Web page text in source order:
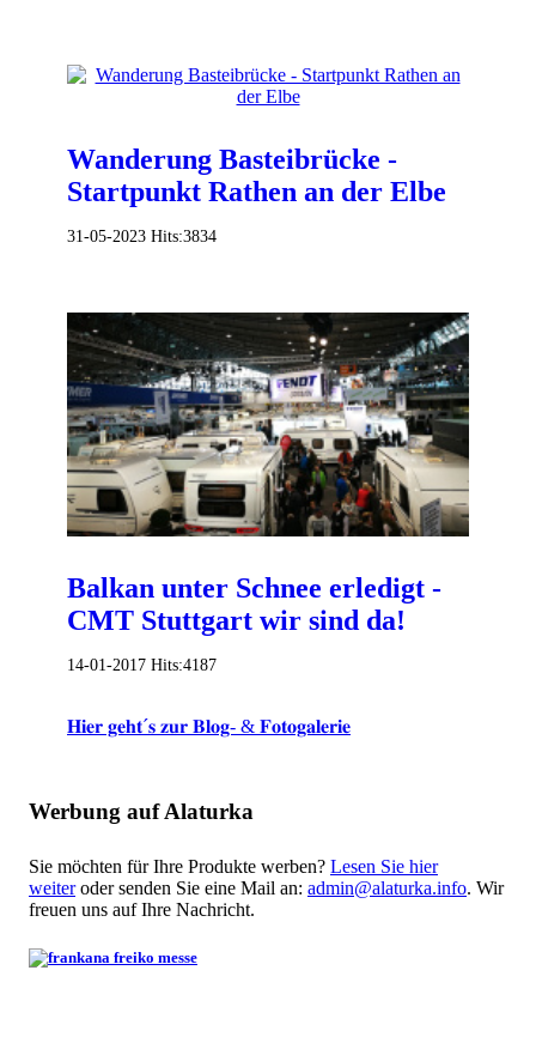
Wanderung Basteibrücke -
Startpunkt Rathen an der Elbe
31-05-2023 Hits:3834
Balkan unter Schnee erledigt -
CMT Stuttgart wir sind da!
14-01-2017 Hits:4187
𝐇𝐢𝐞𝐫 𝐠𝐞𝐡𝐭´𝐬 𝐳𝐮𝐫 𝐁𝐥𝐨𝐠- & 𝐅𝐨𝐭𝐨𝐠𝐚𝐥𝐞𝐫𝐢𝐞
Werbung auf Alaturka
Sie möchten für Ihre Produkte werben? Lesen Sie hier
weiteroder senden Sie eine Mail an: admin@alaturka.info. Wir
freuen uns auf Ihre Nachricht.